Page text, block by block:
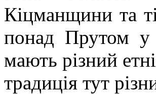
Кіцманщини та
понад Прутом у
мають різний
традиція тут